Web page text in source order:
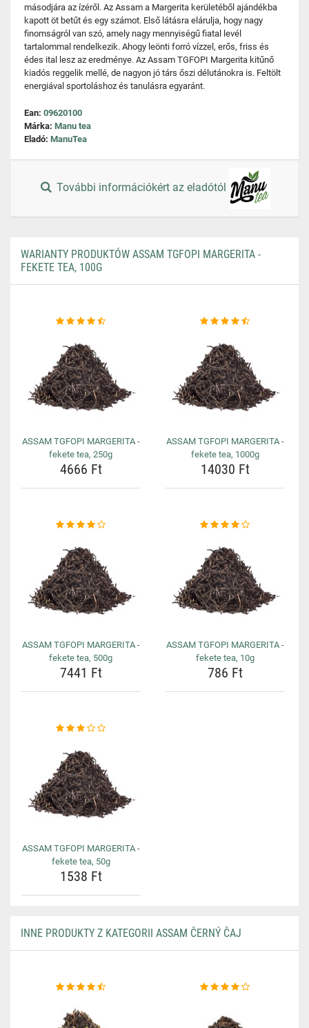
másodjára az ízéről. Az Assam a Margerita kerületéből ajándékba
kapott öt betűt és egy számot. Első látásra elárulja, hogy nagy
finomságról van szó, amely nagy mennyiségű fiatal levél
tartalommal rendelkezik. Ahogy leönti forró vízzel, erős, friss és
édes ital lesz az eredménye. Az Assam TGFOPI Margerita kitűnő
kiadós reggelik mellé, de nagyon jó társ őszi délutánokra is. Feltölt
energiával sportoláshoz és tanulásra egyaránt.
Ean: 09620100
Márka: Manu tea
Eladó: ManuTea
További információkért az eladótól
WARIANTY PRODUKTÓW ASSAM TGFOPI MARGERITA -
FEKETE TEA, 100G
ASSAM TGFOPI MARGERITA -
fekete tea, 250g
4666 Ft
ASSAM TGFOPI MARGERITA -
fekete tea, 1000g
14030 Ft
ASSAM TGFOPI MARGERITA -
fekete tea, 500g
7441 Ft
ASSAM TGFOPI MARGERITA -
fekete tea, 10g
786 Ft
ASSAM TGFOPI MARGERITA -
fekete tea, 50g
1538 Ft
INNE PRODUKTY Z KATEGORII ASSAM ČERNÝ ČAJ